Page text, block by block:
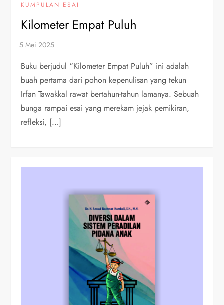
KUMPULAN ESAI
Kilometer Empat Puluh
Buku berjudul “Kilometer Empat Puluh” ini adalah
buah pertama dari pohon kepenulisan yang tekun
Irfan Tawakkal rawat bertahun-tahun lamanya. Sebuah
bunga rampai esai yang merekam jejak pemikiran,
refleksi, […]